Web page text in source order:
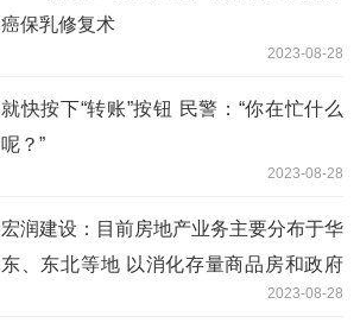
癌保乳修复术
2023-08-28
就快按下“转账”按钮 民警：“你在忙什么
呢？”
2023-08-28
宏润建设：目前房地产业务主要分布于华
东、东北等地 以消化存量商品房和政府
2023-08-28